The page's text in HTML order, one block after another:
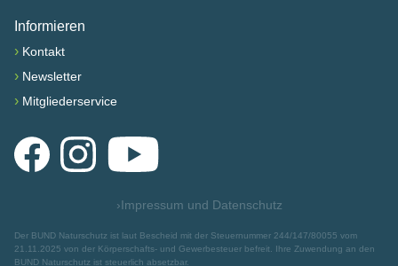
Informieren
› Kontakt
› Newsletter
› Mitgliederservice
FacebookInstagramYouTube
›Impressum und Datenschutz
Der BUND Naturschutz ist laut Bescheid mit der Steuernummer 244/147/80055 vom
21.11.2025 von der Körperschafts- und Gewerbesteuer befreit. Ihre Zuwendung an den
BUND Naturschutz ist steuerlich absetzbar.